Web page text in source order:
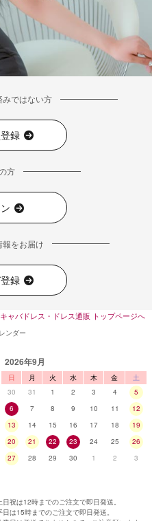
ではない方
録
方
報をお届け
録
ャバドレス・ドレス通販 トップページへ
ンダー
2026年9月
日 月 火 水 木 金
土
30
31 1 2 3 4
5
6
7 8 9 10 11
12
13
14 15 16 17 18
19
20
21 22 23 24 25
26
27
28 29 30 1 2 3
日祝は12時までのご注文で即日発送。
日は15時までのご注文で即日発送。